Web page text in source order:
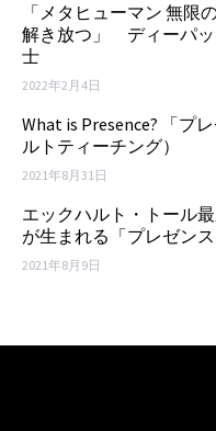
「メタヒューマン 無限
解き放つ」 ディーパ
士
2022年2月4日
What is Presence? 「プ
ルトティーチング）
2021年8月31日
エックハルト・トール最
が生まれる「プレゼン
2021年8月9日